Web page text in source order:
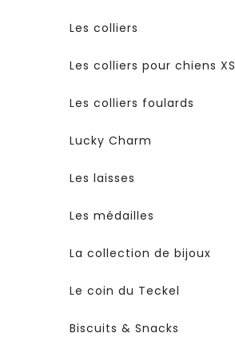
Les colliers
Les colliers pour chiens XS
Les colliers foulards
Lucky Charm
Les laisses
Les médailles
La collection de bijoux
Le coin du Teckel
Biscuits & Snacks